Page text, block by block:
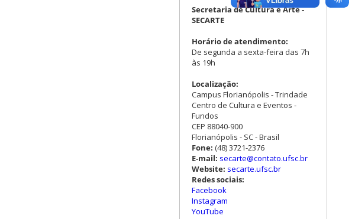
Secretaria de Cultura e Arte -
SECARTE
Horário de atendimento:
De segunda a sexta-feira das 7h
às 19h
Localização:
Campus Florianópolis - Trindade
Centro de Cultura e Eventos -
Fundos
CEP 88040-900
Florianópolis - SC - Brasil
Fone: (48) 3721-2376
E-mail: secarte@contato.ufsc.br
Website: secarte.ufsc.br
Redes sociais:
Facebook
Instagram
YouTube